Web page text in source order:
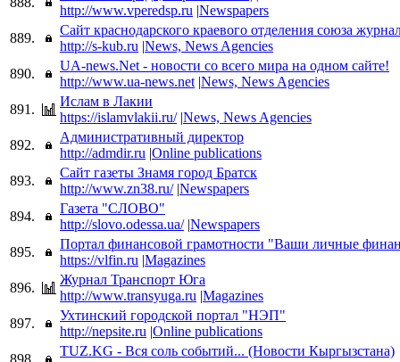
http://www.vperedsp.ru |Newspapers
889.
Сайт краснодарского краевого отделения союза
http://s-kub.ru |News, News Agencies
890.
UA-news.Net - новости со всего мира на одном сайте!
http://www.ua-news.net |News, News Agencies
891.
Ислам в Лакии
https://islamvlakii.ru/ |News, News Agencies
892.
Административный директор
http://admdir.ru |Online publications
893.
Сайт газеты Знамя город Братск
http://www.zn38.ru/ |Newspapers
894.
Газета "СЛОВО"
http://slovo.odessa.ua/ |Newspapers
895.
Портал финансовой грамотности "Ваши личные
https://vlfin.ru |Magazines
896.
Журнал Транспорт Юга
http://www.transyuga.ru |Magazines
897.
Ухтинский городской портал "НЭП"
http://nepsite.ru |Online publications
898.
TUZ.KG - Вся соль событий... (Новости Кыргызстана)